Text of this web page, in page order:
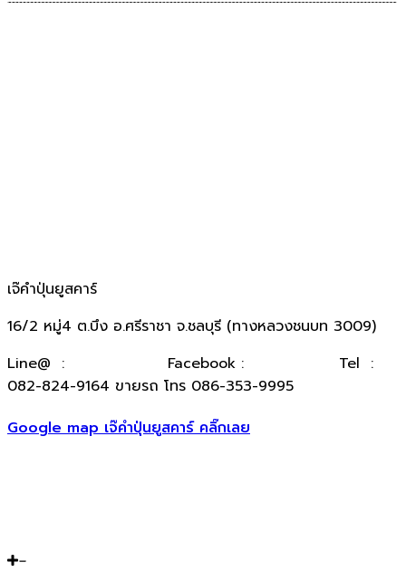
เจ๊คำปุ่นยูสคาร์
16/2 หมู่4 ต.บึง อ.ศรีราชา จ.ชลบุรี (ทางหลวงชนบท 3009)
​Line@ :
Facebook :
Tel :
082-824-9164 ขายรถ โทร 086-353-9995
Google map เจ๊คำปุ่นยูสคาร์ คลิ๊กเลย